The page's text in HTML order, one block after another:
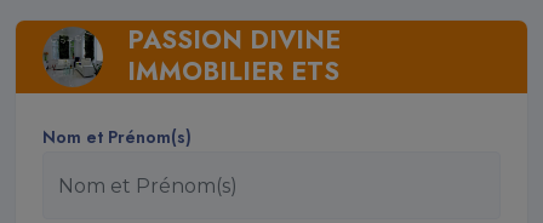
PASSION DIVINE
IMMOBILIER ETS
Nom et Prénom(s)